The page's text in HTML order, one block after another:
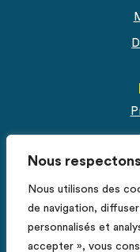
Nous
Nous utilisons des
de navigation,
personnalisés et
accepter », vous